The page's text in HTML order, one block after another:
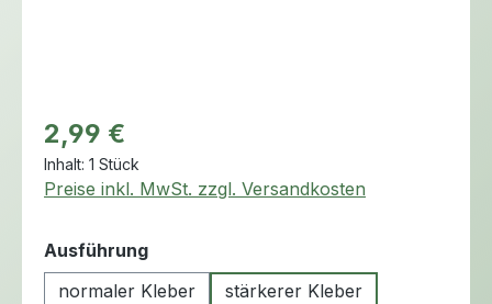
Regulärer Preis:
2,99 €
Inhalt: 1 Stück
Preise inkl. MwSt. zzgl. Versandkosten
Ausführungauswählen
normaler Kleber
stärkerer Kleber